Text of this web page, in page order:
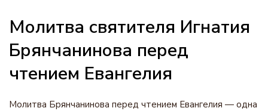
Молитва святителя Игнатия
Брянчанинова перед
чтением Евангелия
Молитва Брянчанинова перед чтением Евангелия — одна